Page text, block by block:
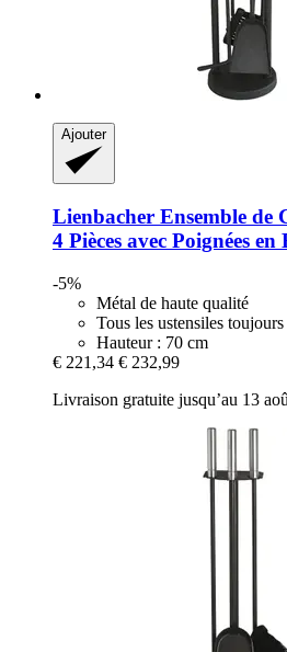
Ajouter
Lienbacher Ensemble de
4 Pièces avec Poignées
-5%
Métal de haute qualité
Tous les ustensiles
Hauteur : 70 cm
€ 221,34 € 232,99
Livraison gratuite jusqu’au 13